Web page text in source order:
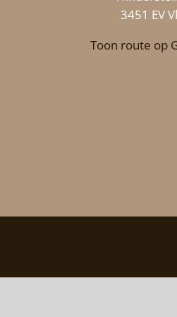
3451 EV
Toon route op